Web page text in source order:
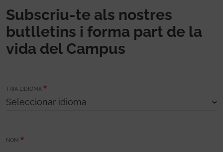
Subscriu-te als nostres
butlletins i forma part de la
vida del Campus
TRIA L’IDIOMA
NOM